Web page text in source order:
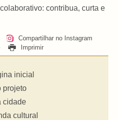
contribua, curta e
Compartilhar no Instagram
Imprimir
inicial
projeto
cidade
cultural